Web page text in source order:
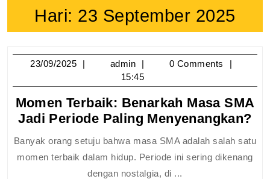
Hari: 23 September 2025
23/09/2025 23/09/2025
admin admin0 Comments
15:45
Momen Terbaik: Benarkah Masa SMA
Jadi Periode Paling Menyenangkan?
Banyak orang setuju bahwa masa SMA adalah salah satu
momen terbaik dalam hidup. Periode ini sering dikenang
dengan nostalgia, di ...